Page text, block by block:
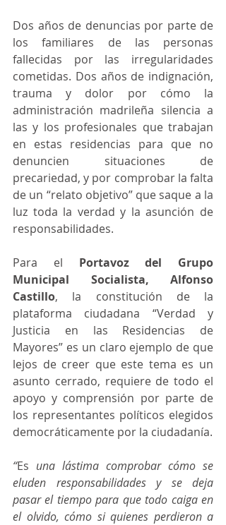
Dos años de denuncias por parte de
los familiares de las personas
fallecidas por las irregularidades
cometidas. Dos años de indignación,
trauma y dolor por cómo la
administración madrileña silencia a
las y los profesionales que trabajan
en estas residencias para que no
denuncien situaciones de
precariedad, y por comprobar la falta
de un “relato objetivo” que saque a la
luz toda la verdad y la asunción de
responsabilidades.
Para el Portavoz del Grupo
Municipal Socialista, Alfonso
Castillo, la constitución de la
plataforma ciudadana “Verdad y
Justicia en las Residencias de
Mayores” es un claro ejemplo de que
lejos de creer que este tema es un
asunto cerrado, requiere de todo el
apoyo y comprensión por parte de
los representantes políticos elegidos
democráticamente por la ciudadanía.
“Es una lástima comprobar cómo se
eluden responsabilidades y se deja
pasar el tiempo para que todo caiga en
el olvido, cómo si quienes perdieron a